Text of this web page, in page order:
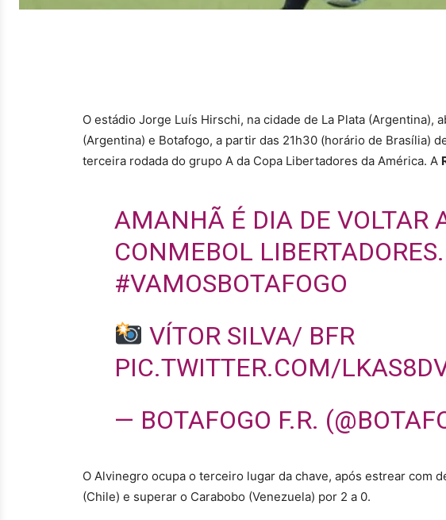
O estádio Jorge Luís Hirschi, na cidade de La Plata (Argentina),
(Argentina) e Botafogo, a partir das 21h30 (horário de Brasília)
terceira rodada do grupo A da Copa Libertadores da América. A
AMANHÃ É DIA DE VOLTAR
CONMEBOL LIBERTADORES.
#VAMOSBOTAFOGO
VÍTOR SILVA/ BFR
PIC.TWITTER.COM/
— BOTAFOGO F.R.
O Alvinegro ocupa o terceiro lugar da chave, após estrear com
(Chile) e superar o Carabobo (Venezuela) por 2 a 0.